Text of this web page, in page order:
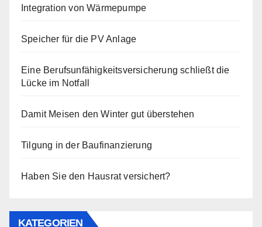
Integration von Wärmepumpe
Speicher für die PV Anlage
Eine Berufsunfähigkeitsversicherung schließt die
Lücke im Notfall
Damit Meisen den Winter gut überstehen
Tilgung in der Baufinanzierung
Haben Sie den Hausrat versichert?
KATEGORIEN